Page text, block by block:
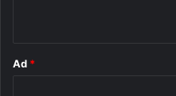
Ad *